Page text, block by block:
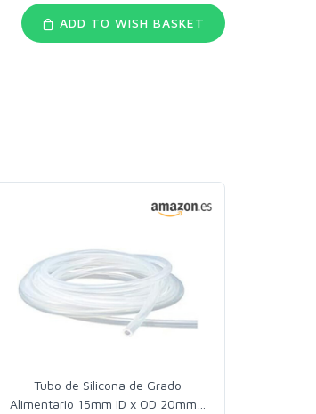
ADD TO WISH BASKET
Tubo de Silicona de Grado
Alimentario 15mm ID x OD 20mm